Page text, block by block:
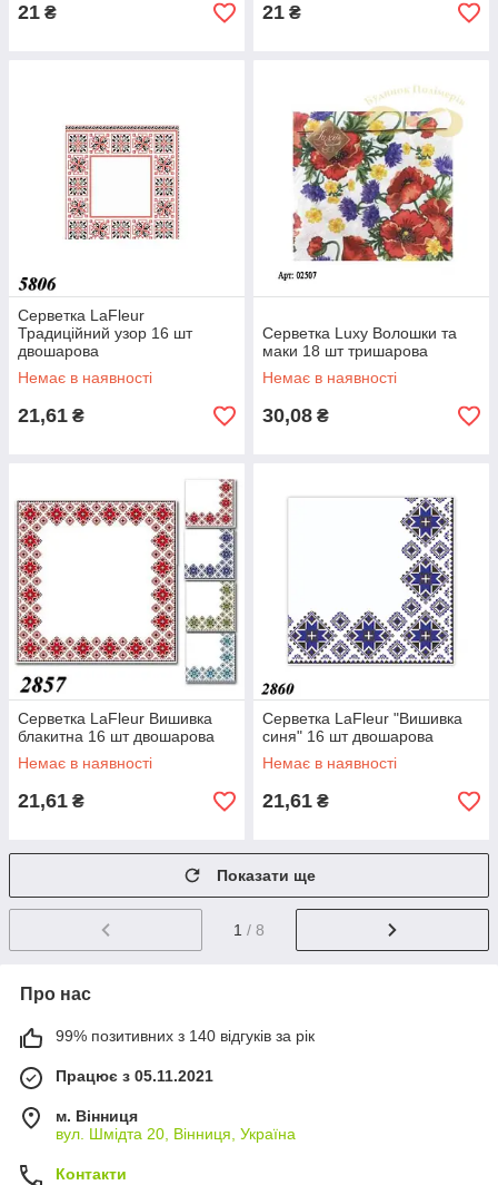
21 ₴ 21 ₴
Серветка LaFleur
Традиційний узор 16 шт
двошарова
Немає в наявності
21,61 ₴
Серветка Luxy Волошки та
маки 18 шт тришарова
Немає в наявності
30,08 ₴
Серветка LaFleur Вишивка
блакитна 16 шт двошарова
Немає в наявності
21,61 ₴
Серветка LaFleur "Вишивка
синя" 16 шт двошарова
Немає в наявності
21,61 ₴
Показати ще
1 / 8
Про нас
99% позитивних з 140 відгуків за рік
Працює з 05.11.2021
м. Вінниця
вул. Шмідта 20, Вінниця, Україна
Контакти